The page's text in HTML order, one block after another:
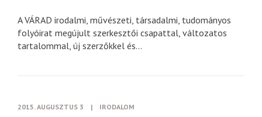
A VÁRAD irodalmi, művészeti, társadalmi, tudományos
folyóirat megújult szerkesztői csapattal, változatos
tartalommal, új szerzőkkel és...
2015. AUGUSZTUS 3 | IRODALOM